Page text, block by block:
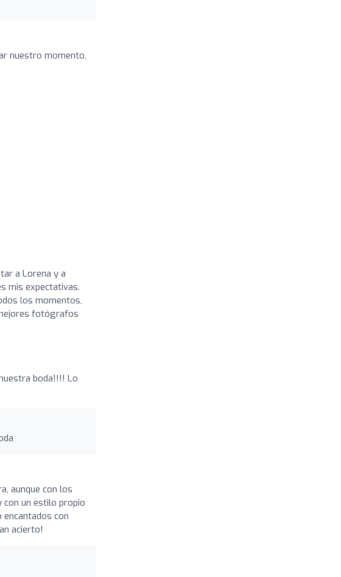
nuestro momento,
a Lorena y a
mis expectativas.
los momentos,
fotógrafos
boda!!!! Lo
aunque con los
con un estilo propio
con
acierto!